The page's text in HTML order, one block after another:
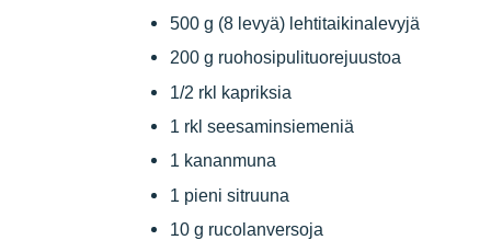
500 g (8 levyä) lehtitaikinalevyjä
200 g ruohosipulituorejuustoa
1/2 rkl kapriksia
1 rkl seesaminsiemeniä
1 kananmuna
1 pieni sitruuna
10 g rucolanversoja